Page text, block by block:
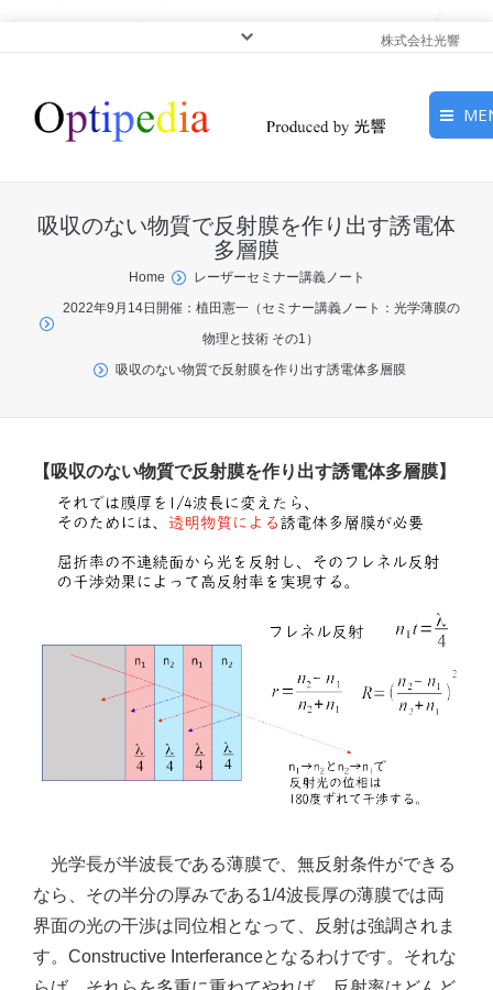
株式会社光響
ピックアップ
光応用・アプリケーショ
ン
吸収のない物質で反射膜を作り出す誘電体
多層膜
You are here:Home
レーザーセミナー講義ノート
2022年9月14日開催：植田憲一（セミナー講義ノート：光学薄膜の
物理と技術 その1）
吸収のない物質で反射膜を作り出す誘電体多層膜
【吸収のない物質で反射膜を作り出す誘電体多層膜】
光学長が半波長である薄膜で、無反射条件ができる
なら、その半分の厚みである1/4波長厚の薄膜では両
界面の光の干渉は同位相となって、反射は強調されま
す。Constructive Interferanceとなるわけです。それな